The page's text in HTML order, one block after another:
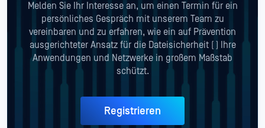
Melden Sie Ihr Interesse an, um einen Termin für ein
persönliches Gespräch mit unserem Team zu
vereinbaren und zu erfahren, wie ein auf Prävention
ausgerichteter Ansatz für die Dateisicherheit ( ) Ihre
Anwendungen und Netzwerke in großem Maßstab
schützt.
Registrieren